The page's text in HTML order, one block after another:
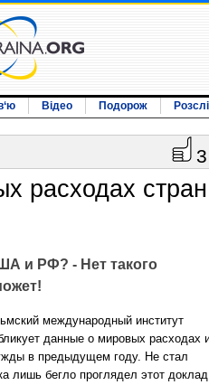
Відео Подорож
3
расходах стран
и РФ? - Нет такого
международный институт
данные о мировых расходах
в предыдущем году. Не стал
лишь бегло проглядел этот доклад